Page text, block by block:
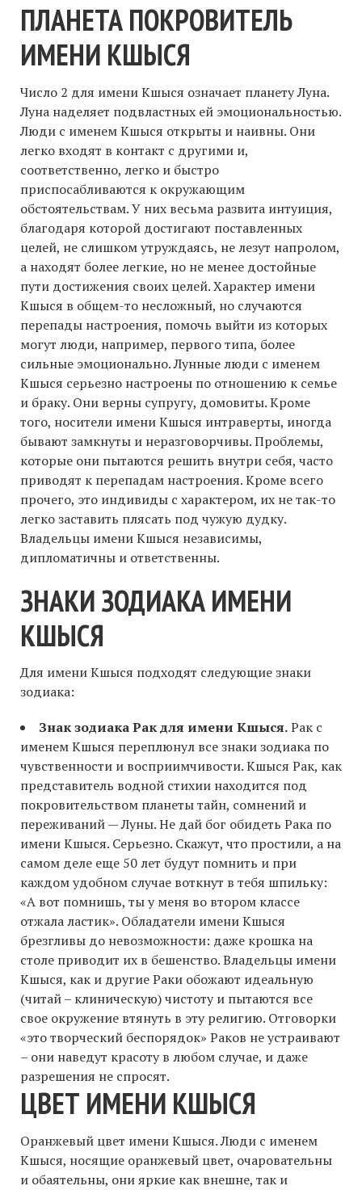
ПЛАНЕТА ПОКРОВИТЕЛЬ
ИМЕНИ КШЫСЯ
Число 2 для имени Кшыся означает планету Луна.
Луна наделяет подвластных ей эмоциональностью.
Люди с именем Кшыся открыты и наивны. Они
легко входят в контакт с другими и,
соответственно, легко и быстро
приспосабливаются к окружающим
обстоятельствам. У них весьма развита интуиция,
благодаря которой достигают поставленных
целей, не слишком утруждаясь, не лезут напролом,
а находят более легкие, но не менее достойные
пути достижения своих целей. Характер имени
Кшыся в общем-то несложный, но случаются
перепады настроения, помочь выйти из которых
могут люди, например, первого типа, более
сильные эмоционально. Лунные люди с именем
Кшыся серьезно настроены по отношению к семье
и браку. Они верны супругу, домовиты. Кроме
того, носители имени Кшыся интраверты, иногда
бывают замкнуты и неразговорчивы. Проблемы,
которые они пытаются решить внутри себя, часто
приводят к перепадам настроения. Кроме всего
прочего, это индивиды с характером, их не так-то
легко заставить плясать под чужую дудку.
Владельцы имени Кшыся независимы,
дипломатичны и ответственны.
ЗНАКИ ЗОДИАКА ИМЕНИ
КШЫСЯ
Для имени Кшыся подходят следующие знаки
зодиака:
Знак зодиака Рак для имени Кшыся.Рак с
именем Кшыся переплюнул все знаки зодиака по
чувственности и восприимчивости. Кшыся Рак, как
представитель водной стихии находится под
покровительством планеты тайн, сомнений и
переживаний — Луны. Не дай бог обидеть Рака по
имени Кшыся. Серьезно. Скажут, что простили, а на
самом деле еще 50 лет будут помнить и при
каждом удобном случае воткнут в тебя шпильку:
«А вот помнишь, ты у меня во втором классе
отжала ластик». Обладатели имени Кшыся
брезгливы до невозможности: даже крошка на
столе приводит их в бешенство. Владельцы имени
Кшыся, как и другие Раки обожают идеальную
(читай – клиническую) чистоту и пытаются все
свое окружение втянуть в эту религию. Отговорки
«это творческий беспорядок» Раков не устраивают
– они наведут красоту в любом случае, и даже
разрешения не спросят.
ЦВЕТ ИМЕНИ КШЫСЯ
Оранжевый цвет имени Кшыся. Люди с именем
Кшыся, носящие оранжевый цвет, очаровательны
и обаятельны, они яркие как внешне, так и